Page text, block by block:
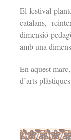
El festival
catalans,
dimensió
amb una
En aquest
d’arts